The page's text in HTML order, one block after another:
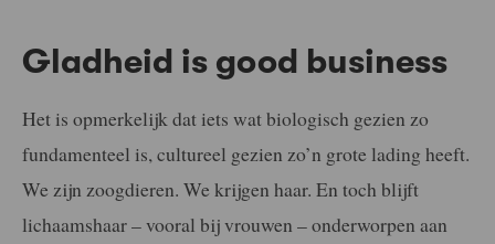
Gladheid is good business
Het is opmerkelijk dat iets wat biologisch gezien zo
fundamenteel is, cultureel gezien zo’n grote lading heeft.
We zijn zoogdieren. We krijgen haar. En toch blijft
lichaamshaar – vooral bij vrouwen – onderworpen aan